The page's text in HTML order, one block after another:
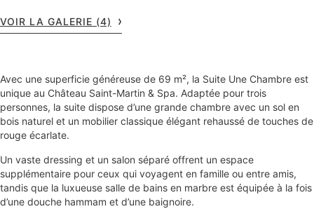
VOIR LA GALERIE (4)
Avec une superficie généreuse de 69 m², la Suite Une Chambre est
unique au Château Saint-Martin & Spa. Adaptée pour trois
personnes, la suite dispose d’une grande chambre avec un sol en
bois naturel et un mobilier classique élégant rehaussé de touches de
rouge écarlate.
Un vaste dressing et un salon séparé offrent un espace
supplémentaire pour ceux qui voyagent en famille ou entre amis,
tandis que la luxueuse salle de bains en marbre est équipée à la fois
d’une douche hammam et d’une baignoire.